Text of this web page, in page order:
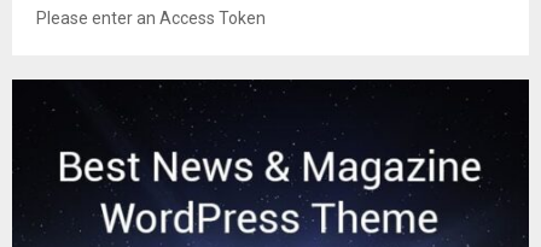
Please enter an Access Token